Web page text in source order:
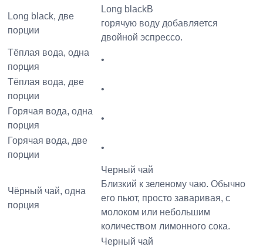
Long black, две
порции
Long blackВ
горячую воду добавляется
двойной эспрессо.
Тёплая вода, одна
порция
•
Тёплая вода, две
порции
•
Горячая вода, одна
порция
•
Горячая вода, две
порции
•
Чёрный чай, одна
порция
Черный чай
Близкий к зеленому чаю. Обычно
его пьют, просто заваривая, с
молоком или небольшим
количеством лимонного сока.
Черный чай